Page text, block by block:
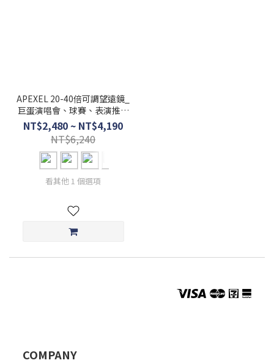
APEXEL 20-40倍可調望遠鏡_
巨蛋演唱會、球賽、表演推薦
望遠鏡
NT$2,480 ~ NT$4,190
NT$6,240
看其他 1 個選項
COMPANY